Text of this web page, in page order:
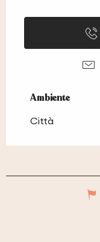
Ambiente
Ambiente
Città